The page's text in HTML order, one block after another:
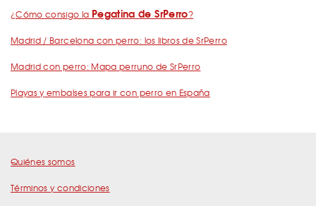
¿Cómo consigo la Pegatina de SrPerro?
Madrid / Barcelona con perro: los libros de SrPerro
Madrid con perro: Mapa perruno de SrPerro
Playas y embalses para ir con perro en España
Quiénes somos
Términos y condiciones